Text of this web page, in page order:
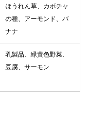
ほうれん草、カボチャ
の種、アーモンド、バ
ナナ
乳製品、緑黄色野菜、
豆腐、サーモン